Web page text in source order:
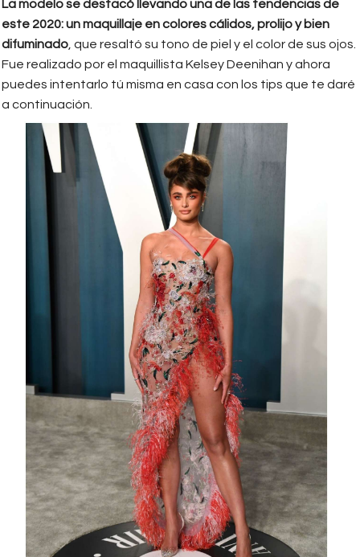
La modelo se destacó llevando una de las tendencias de
este 2020: un maquillaje en colores cálidos, prolijo y bien
difuminado , que resaltó su tono de piel y el color de sus ojos.
Fue realizado por el maquillista Kelsey Deenihan y ahora
puedes intentarlo tú misma en casa con los tips que te daré
a continuación.
taylor-hill-vanity-fair-oscar-party-
2020-1.jpg